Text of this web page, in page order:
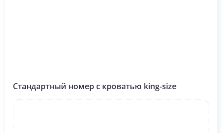
Стандартный номер с кроватью king-size